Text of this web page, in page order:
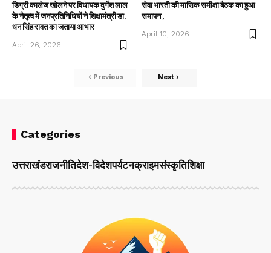
डिग्री कालेज खोलने पर विधायक दुर्गेश लाल
के नैतृत्व में जनप्रतिनिधियों ने शिक्षामंत्री डा.
धन सिंह रावत का जताया आभार
April 26, 2026
सेवा भारती की मासिक समीक्षा बैठक का हुआ
समापन ,
April 10, 2026
Previous Next
Categories
उत्तराखंडराजनीतिदेश-विदेशपर्यटनक्राइमसंस्कृतिशिक्षा